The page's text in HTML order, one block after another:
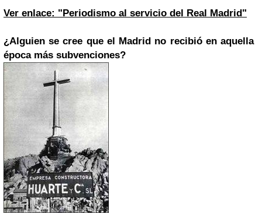
Ver enlace: "Periodismo al servicio del Real Madrid"
¿Alguien se cree que el Madrid no recibió en aquella
época más subvenciones?